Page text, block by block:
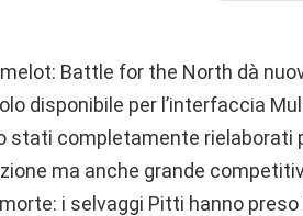
Battle for the North dà
disponibile per l’interfaccia
stati completamente rielaborati
ma anche grande
i selvaggi Pitti hanno